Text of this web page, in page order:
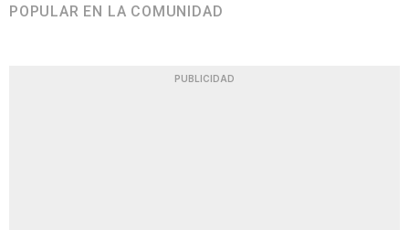
POPULAR EN LA COMUNIDAD
PUBLICIDAD